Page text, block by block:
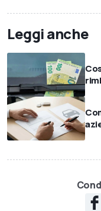
Leggi anche